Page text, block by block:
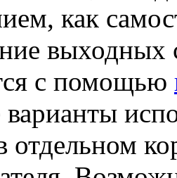
как
выходных
с помощью
отдельном